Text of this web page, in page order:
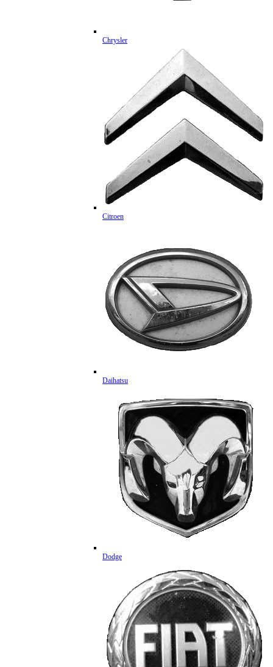
Chrysler
Citroen
Daihatsu
Dodge